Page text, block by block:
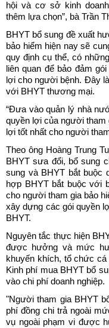
hội và cơ sở kinh
thêm lựa chọn”, bà Trần
BHYT bổ sung đề xuất
bảo hiểm hiện nay sẽ
quy định cụ thể, có
liên quan để bảo đảm
lợi cho người bệnh. Đây
với BHYT thương mại.
“Đưa vào quản lý nhà
quyền lợi của người tham
lợi tốt nhất cho người
Theo ông Hoàng Trung
BHYT sưa đổi, bổ sung
sung và BHYT bắt buộc
hợp BHYT bắt buộc với
cho người tham gia bảo
xây dựng các gói quyền
BHYT.
Nguyên tắc thực hiện
được hưởng và mức
khuyến khích, tổ chức
Kinh phí mua BHYT bổ
vào chi phí doanh nghiệp.
"Người tham gia BHYT
phí đồng chi trả ngoài
vụ ngoài phạm vi được